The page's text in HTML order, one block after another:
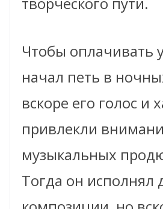
Чтобы оплачивать
начал петь в
вскоре его голос и
привлекли
музыкальных
Тогда он исполнял